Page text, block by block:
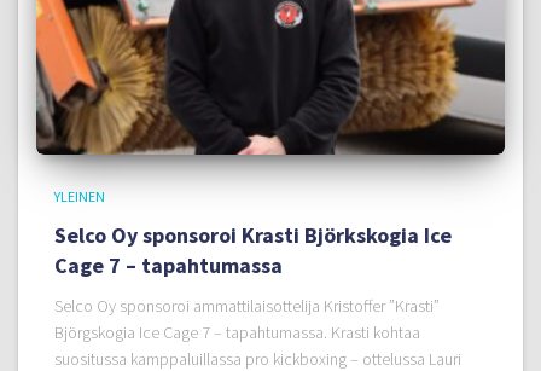
YLEINEN
Selco Oy sponsoroi Krasti Björkskogia Ice
Cage 7 – tapahtumassa
Selco Oy sponsoroi ammattilaisottelija Kristoffer ”Krasti”
Björgskogia Ice Cage 7 – tapahtumassa. Krasti kohtaa
suositussa kamppaluillassa pro kickboxing – ottelussa Lauri